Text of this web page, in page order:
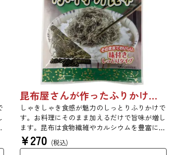
昆布屋さんが作ったふりかけ昆布 30g 単品 5袋セット 20袋セット 5072
しゃきしゃき食感が魅力のしっとりふりかけで
す。お料理にそのまま加えるだけで旨味が増し
ます。昆布は食物繊維やカルシウムを豊富に含
んでいるため、バランスのとれた食生活のため
にお使いいただけます。
¥270 (税込)